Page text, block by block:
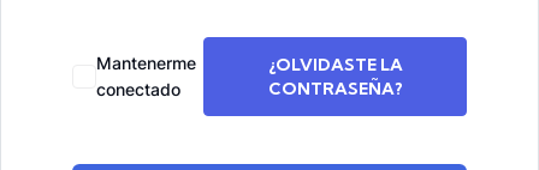
Mantenerme
conectado
¿OLVIDASTE LA
CONTRASEÑA?